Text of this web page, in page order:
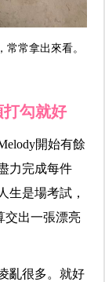
常拿出來看。
打勾就好
開始有餘
力完成每件
生是場考試，
交出一張漂亮
亂很多。就好